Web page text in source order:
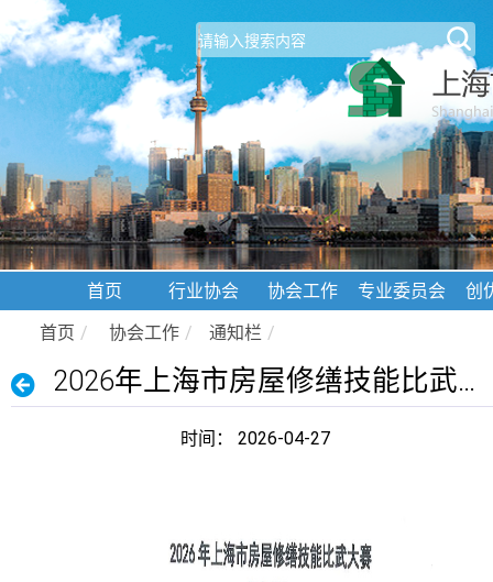
首页 行业协会 协会工作 专业委员会
创
首页 / 协会工作 / 通知栏 /
2026年上海市房屋修缮技能比武大赛报名通知
时间： 2026-04-27